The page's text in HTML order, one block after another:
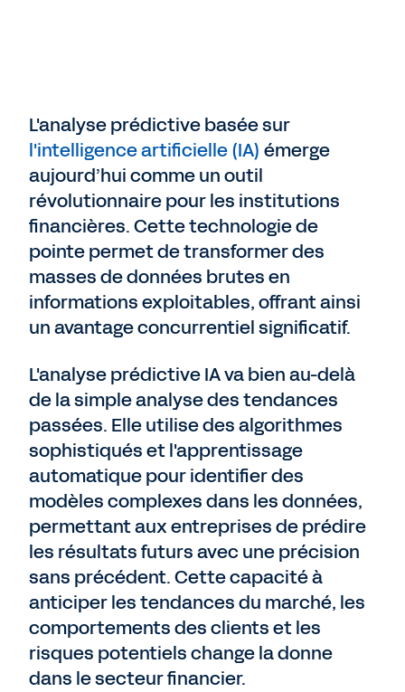
L'analyse prédictive basée sur
l'intelligence artificielle (IA) émerge
aujourd’hui comme un outil
révolutionnaire pour les institutions
financières. Cette technologie de
pointe permet de transformer des
masses de données brutes en
informations exploitables, offrant ainsi
un avantage concurrentiel significatif.
L'analyse prédictive IA va bien au-delà
de la simple analyse des tendances
passées. Elle utilise des algorithmes
sophistiqués et l'apprentissage
automatique pour identifier des
modèles complexes dans les données,
permettant aux entreprises de prédire
les résultats futurs avec une précision
sans précédent. Cette capacité à
anticiper les tendances du marché, les
comportements des clients et les
risques potentiels change la donne
dans le secteur financier.